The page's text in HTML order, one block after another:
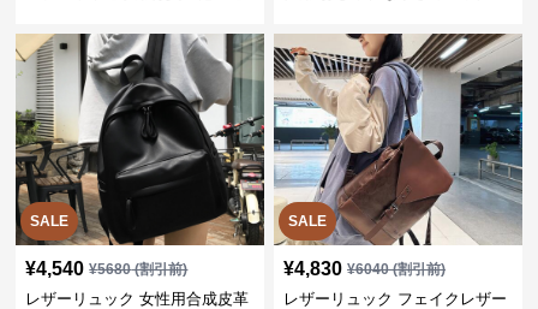
SALE
¥4,540 ¥5680(割引前)
レザーリュック 女性用合成皮革
SALE
¥4,830 ¥6040(割引前)
レザーリュック フェイクレザー